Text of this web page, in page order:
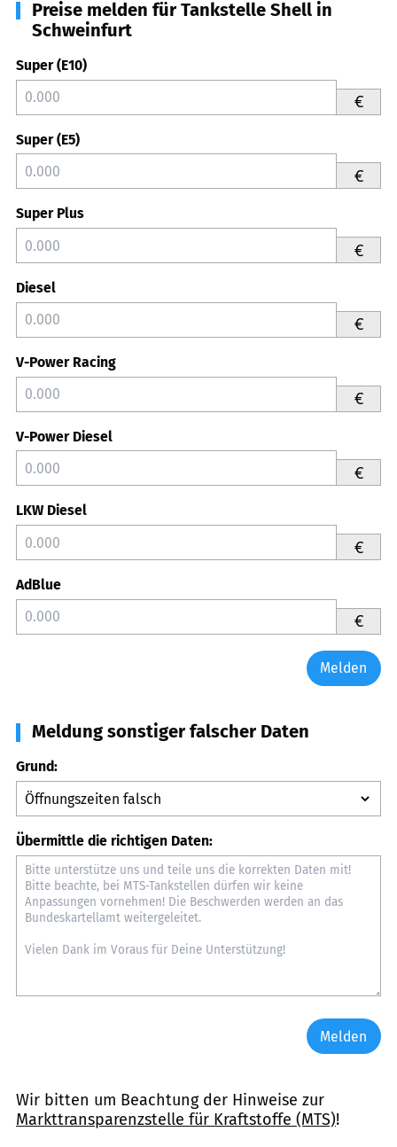
Preise melden für Tankstelle Shell in
Schweinfurt
Super (E10)
€
Super (E5)
€
Super Plus
€
Diesel
€
V-Power Racing
€
V-Power Diesel
€
LKW Diesel
€
AdBlue
€
Melden
Meldung sonstiger falscher Daten
Grund:
Übermittle die richtigen Daten:
Melden
Wir bitten um Beachtung der Hinweise zur
Markttransparenzstelle für Kraftstoffe (MTS)!